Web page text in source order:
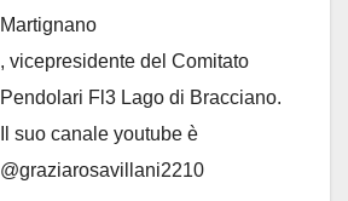
Martignano
, vicepresidente del Comitato
Pendolari Fl3 Lago di Bracciano.
Il suo canale youtube è
@graziarosavillani2210